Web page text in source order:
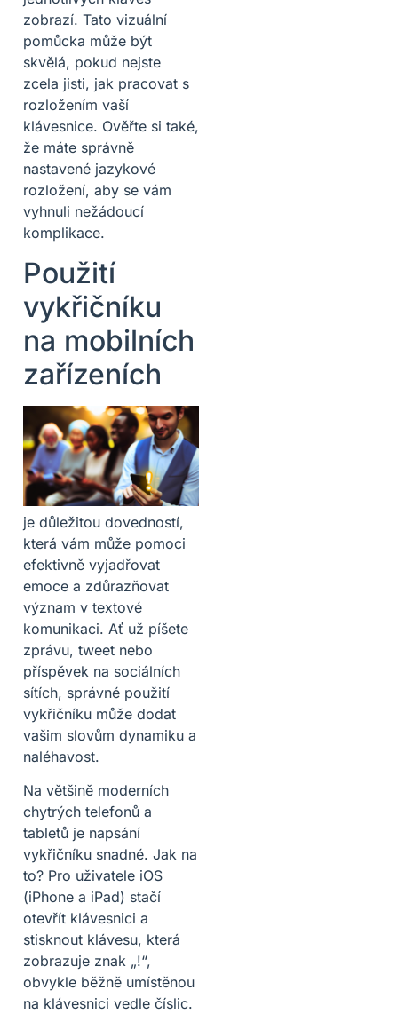
zobrazí. Tato vizuální
pomůcka může být
skvělá, pokud nejste
zcela jisti, jak pracovat s
rozložením vaší
klávesnice. Ověřte si také,
že máte správně
nastavené jazykové
rozložení, aby se vám
vyhnuli nežádoucí
komplikace.
Použití
vykřičníku
na mobilních
zařízeních
je důležitou dovedností,
která vám může pomoci
efektivně vyjadřovat
emoce a zdůrazňovat
význam v textové
komunikaci. Ať už píšete
zprávu, tweet nebo
příspěvek na sociálních
sítích, správné použití
vykřičníku může dodat
vašim slovům dynamiku a
naléhavost.
Na většině moderních
chytrých telefonů a
tabletů je napsání
vykřičníku snadné. Jak na
to? Pro uživatele iOS
(iPhone a iPad) stačí
otevřít klávesnici a
stisknout klávesu, která
zobrazuje znak „!“,
obvykle běžně umístěnou
na klávesnici vedle číslic.